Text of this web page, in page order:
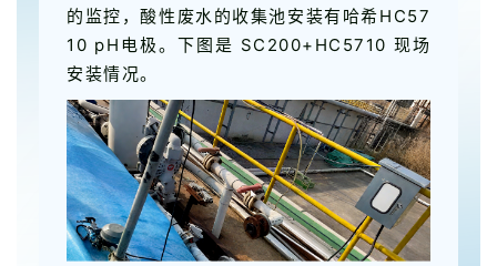
的监控，酸性废水的收集池安装有哈希HC57
10 pH电极。下图是 SC200+HC5710 现场
安装情况。